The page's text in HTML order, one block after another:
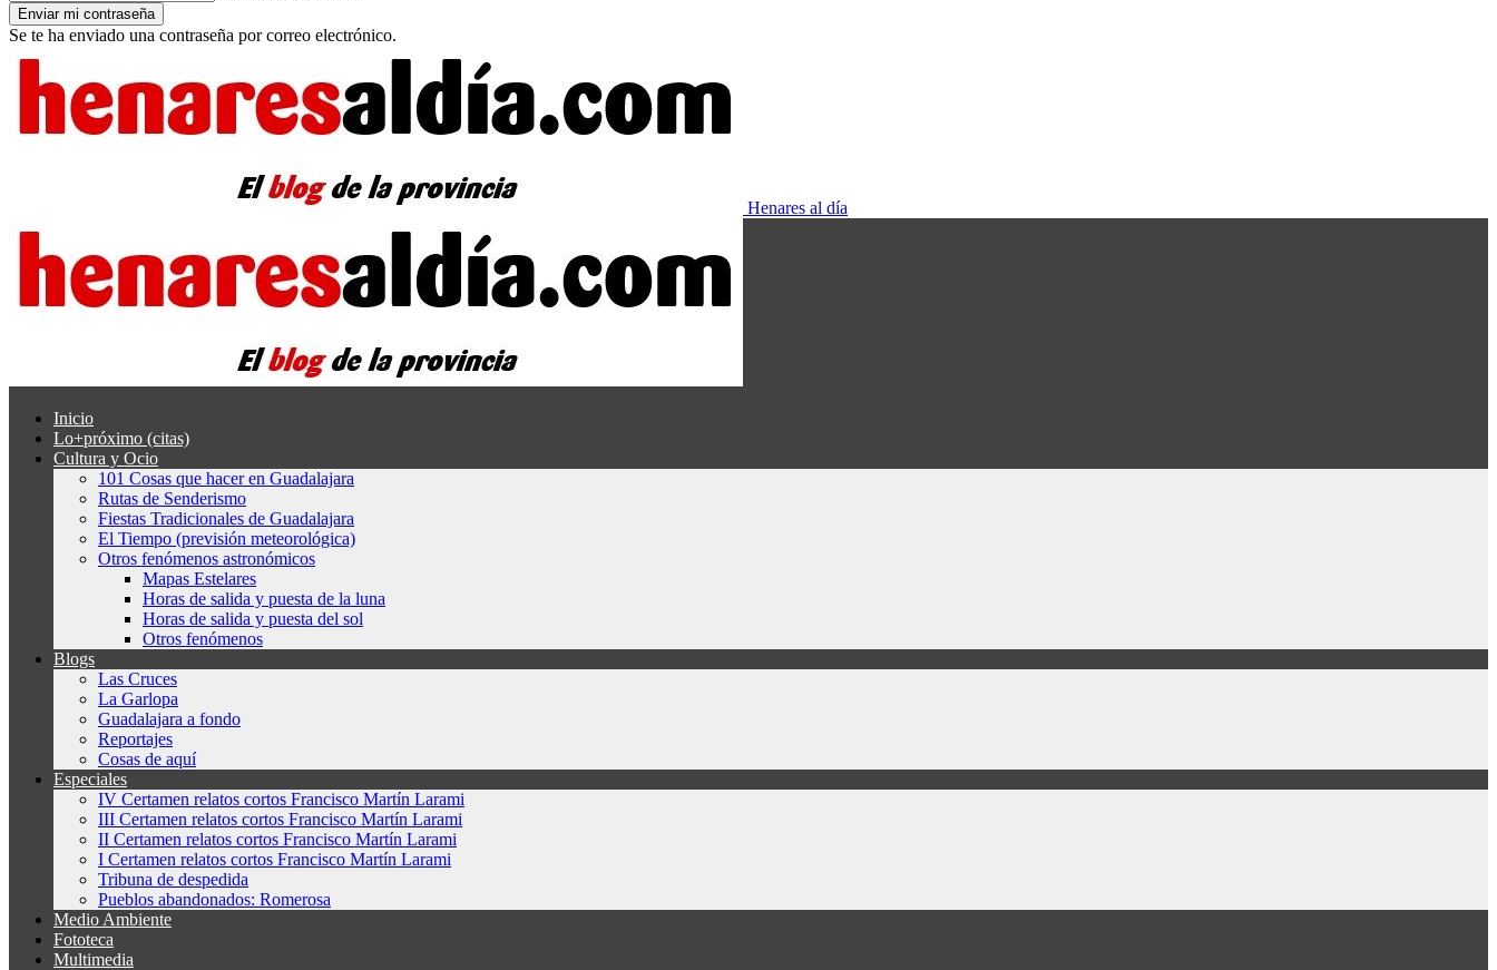
Se te ha enviado una contraseña por correo electrónico.
Henares al día
Inicio
Lo+próximo (citas)
Cultura y Ocio
101 Cosas que hacer en Guadalajara
Rutas de Senderismo
Fiestas Tradicionales de Guadalajara
El Tiempo (previsión meteorológica)
Otros fenómenos astronómicos
Mapas Estelares
Horas de salida y puesta de la luna
Horas de salida y puesta del sol
Otros fenómenos
Blogs
Las Cruces
La Garlopa
Guadalajara a fondo
Reportajes
Cosas de aquí
Especiales
IV Certamen relatos cortos Francisco Martín Larami
III Certamen relatos cortos Francisco Martín Larami
II Certamen relatos cortos Francisco Martín Larami
I Certamen relatos cortos Francisco Martín Larami
Tribuna de despedida
Pueblos abandonados: Romerosa
Medio Ambiente
Fototeca
Multimedia